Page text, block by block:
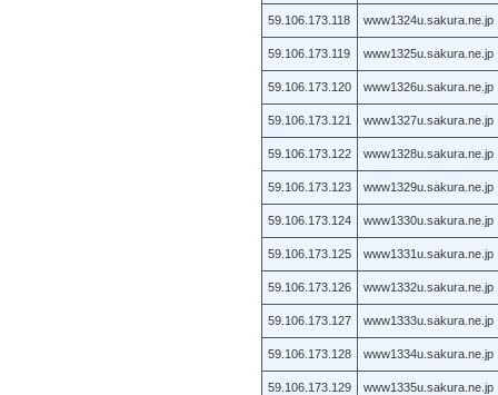
59.106.173.118 www1324u.sakura.ne.jp
59.106.173.119 www1325u.sakura.ne.jp
59.106.173.120 www1326u.sakura.ne.jp
59.106.173.121 www1327u.sakura.ne.jp
59.106.173.122 www1328u.sakura.ne.jp
59.106.173.123 www1329u.sakura.ne.jp
59.106.173.124 www1330u.sakura.ne.jp
59.106.173.125 www1331u.sakura.ne.jp
59.106.173.126 www1332u.sakura.ne.jp
59.106.173.127 www1333u.sakura.ne.jp
59.106.173.128 www1334u.sakura.ne.jp
59.106.173.129 www1335u.sakura.ne.jp